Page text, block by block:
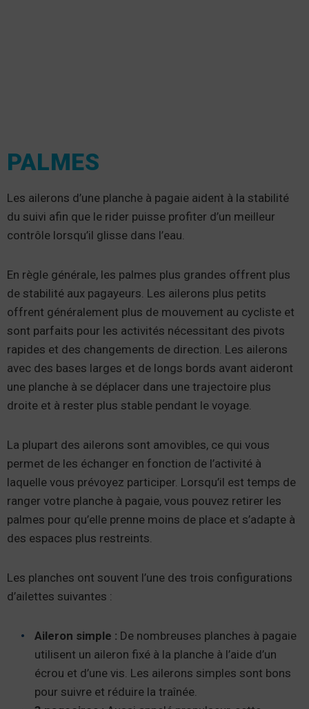
PALMES
Les ailerons d’une planche à pagaie aident à la stabilité
du suivi afin que le rider puisse profiter d’un meilleur
contrôle lorsqu’il glisse dans l’eau.
En règle générale, les palmes plus grandes offrent plus
de stabilité aux pagayeurs. Les ailerons plus petits
offrent généralement plus de mouvement au cycliste et
sont parfaits pour les activités nécessitant des pivots
rapides et des changements de direction. Les ailerons
avec des bases larges et de longs bords avant aideront
une planche à se déplacer dans une trajectoire plus
droite et à rester plus stable pendant le voyage.
La plupart des ailerons sont amovibles, ce qui vous
permet de les échanger en fonction de l’activité à
laquelle vous prévoyez participer. Lorsqu’il est temps de
ranger votre planche à pagaie, vous pouvez retirer les
palmes pour qu’elle prenne moins de place et s’adapte à
des espaces plus restreints.
Les planches ont souvent l’une des trois configurations
d’ailettes suivantes :
Aileron simple : De nombreuses planches à pagaie
utilisent un aileron fixé à la planche à l’aide d’un
écrou et d’une vis. Les ailerons simples sont bons
pour suivre et réduire la traînée.